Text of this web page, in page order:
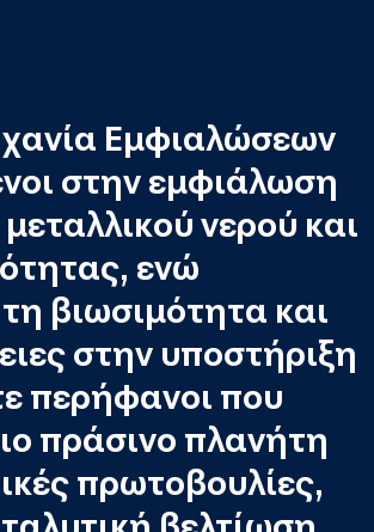
Εμφιαλώσεων
στην εμφιάλωση
νερού και
ενώ
βιωσιμότητα και
στην υποστήριξη
περήφανοι που
πράσινο πλανήτη
πρωτοβουλίες,